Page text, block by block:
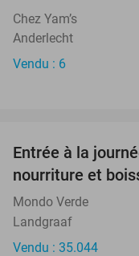
Chez Yam’s
Anderlecht
Vendu : 6
Entrée à la
nourriture et
Mondo Verde
Landgraaf
Vendu : 35.044